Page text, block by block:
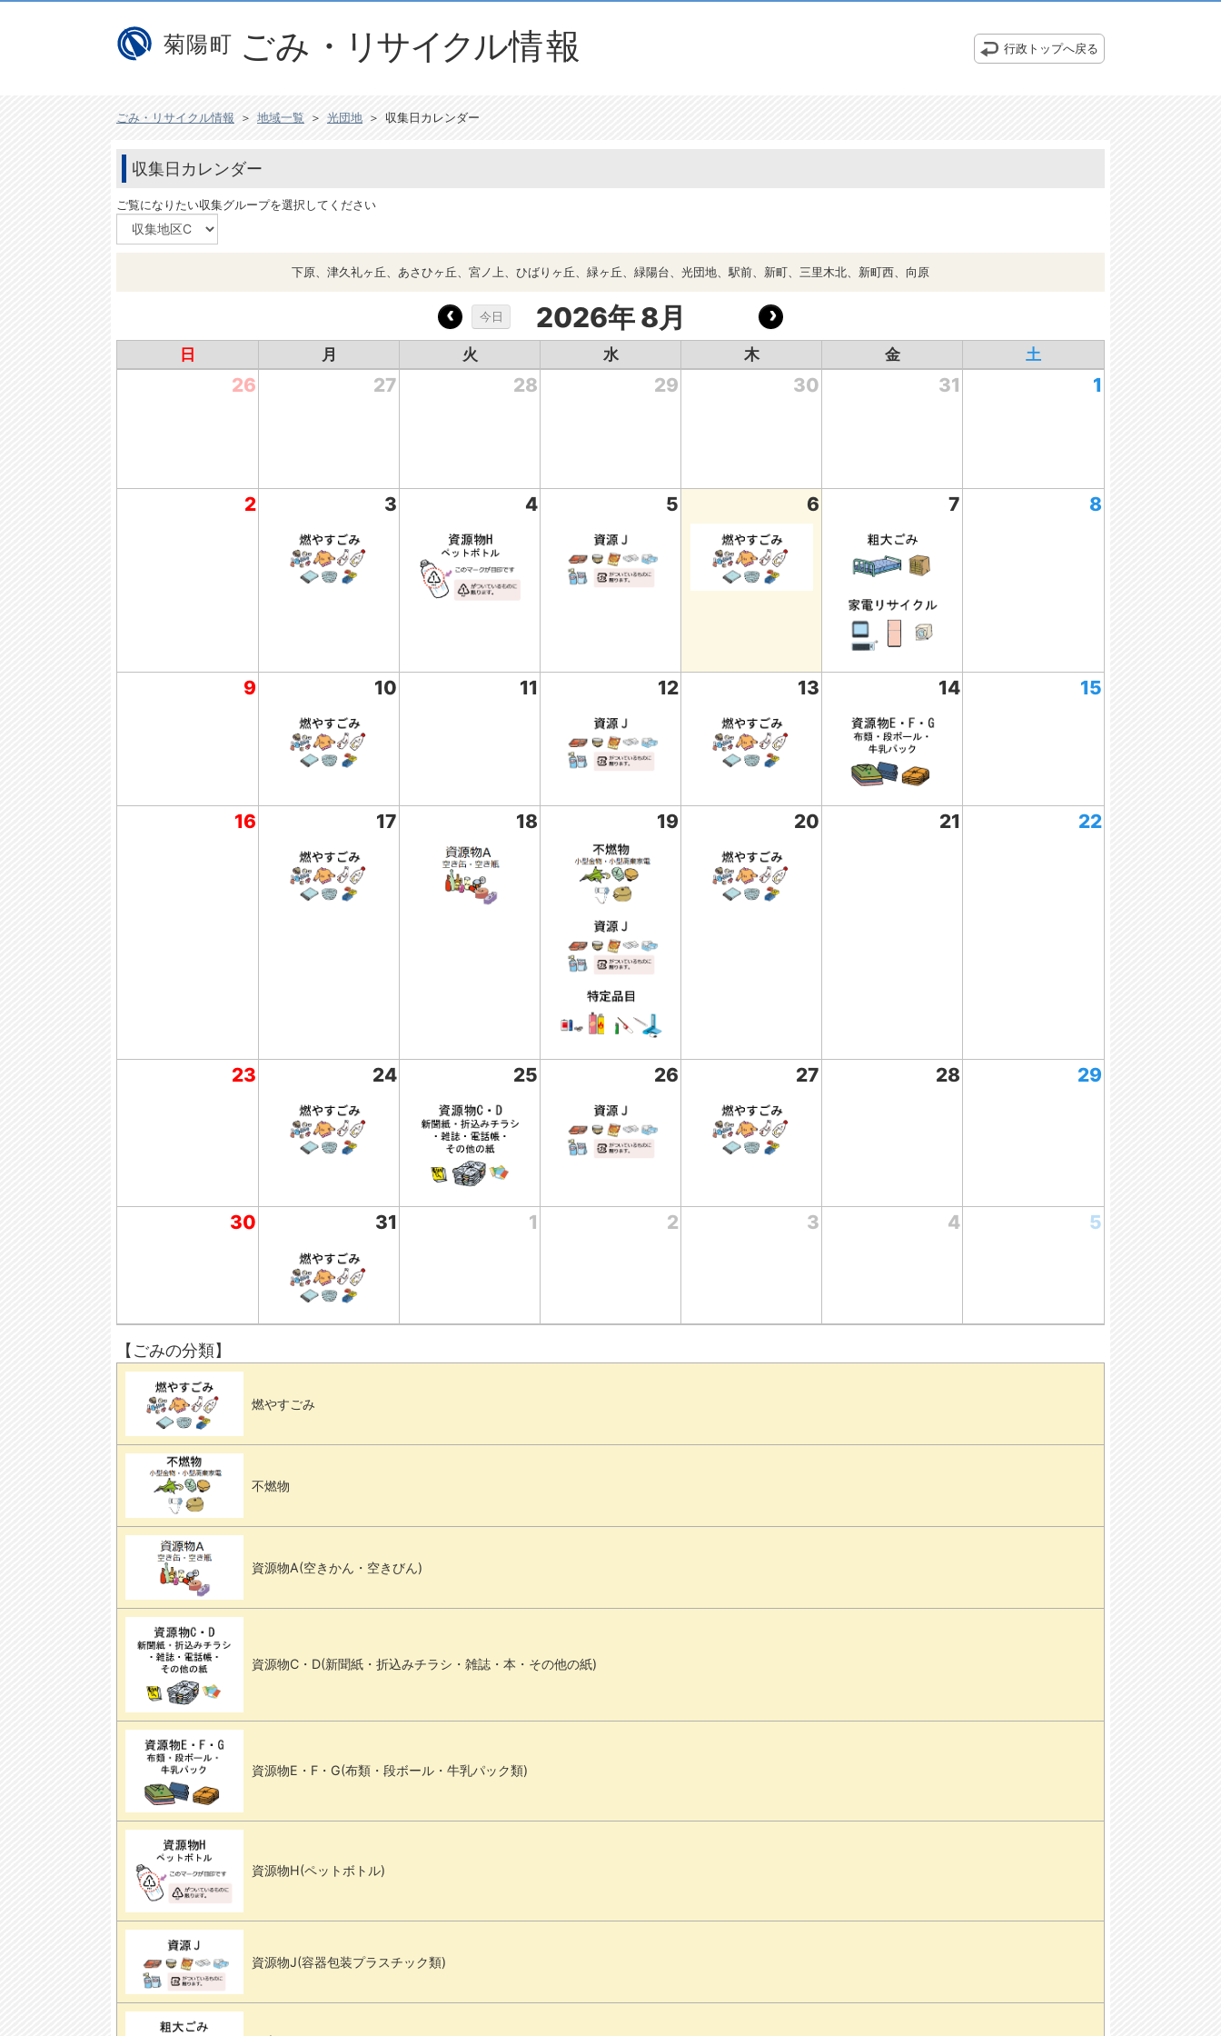
行政トップへ戻る
ごみ・リサイクル情報 ＞ 地域一覧 ＞ 光団地 ＞ 収集日カレンダー
収集日カレンダー
ご覧になりたい収集グループを選択してください
下原、津久礼ヶ丘、あさひヶ丘、宮ノ上、ひばりヶ丘、緑ヶ丘、緑陽台、光団地、駅前、新町、三里木北、新町西、向原
今日 2026年 8月
日 月 火 水 木 金 土
26 27 28 29 30 31 1
2 3 4 5 6 7 8
9 10 11 12 13 14 15
16 17 18 19 20 21 22
23 24 25 26 27 28 29
30 31 1 2 3 4 5
【ごみの分類】
燃やすごみ
不燃物
資源物A(空きかん・空きびん)
資源物C・D(新聞紙・折込みチラシ・雑誌・本・その他の紙)
資源物E・F・G(布類・段ボール・牛乳パック類)
資源物H(ペットボトル)
資源物J(容器包装プラスチック類)